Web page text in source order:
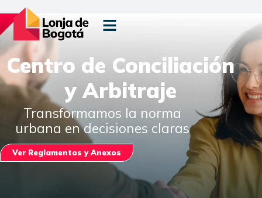
Centro de Conciliación
y Arbitraje
Transformamos la norma
urbana en decisiones claras
Ver Reglamentos y Anexos